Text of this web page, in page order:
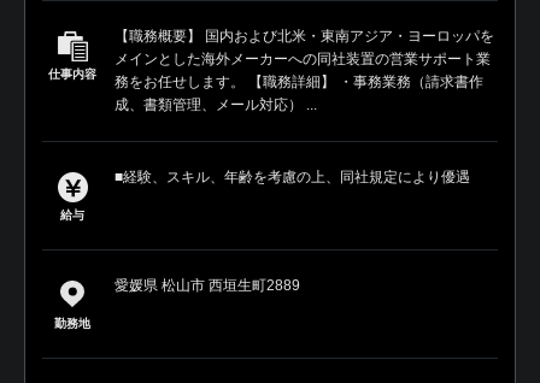
仕事内容
【職務概要】 国内および北米・東南アジア・ヨーロッパを
メインとした海外メーカーへの同社装置の営業サポート業
務をお任せします。 【職務詳細】 ・事務業務（請求書作
成、書類管理、メール対応） ...
給与
■経験、スキル、年齢を考慮の上、同社規定により優遇
勤務地
愛媛県 松山市 西垣生町2889